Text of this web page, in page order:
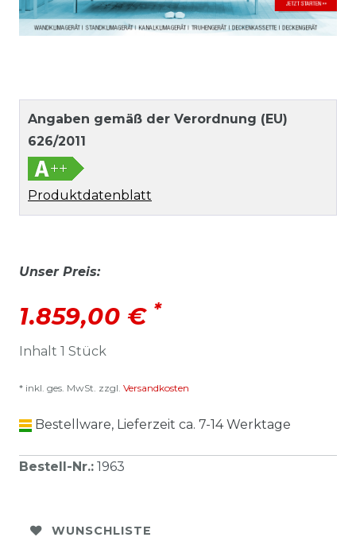
Angaben gemäß der Verordnung (EU)
626/2011
Produktdatenblatt
Unser Preis:
1.859,00 € *
Inhalt 1 Stück
* inkl. ges. MwSt. zzgl. Versandkosten
Bestellware, Lieferzeit ca. 7-14 Werktage
Bestell-Nr.: 1963
WUNSCHLISTE